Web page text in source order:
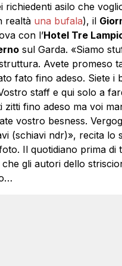
richiedenti asilo che
realtà una bufala), il
con l’Hotel Tre
sul Garda. «Siamo
Avete promeso
fato fino adeso. Siete i
staff e qui solo a
zitti fino adeso ma voi
vostro besness.
(schiavi ndr)», recita lo
Il quotidiano prima di
gli autori dello